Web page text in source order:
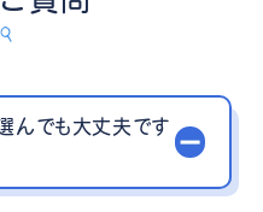
んでも大丈夫です